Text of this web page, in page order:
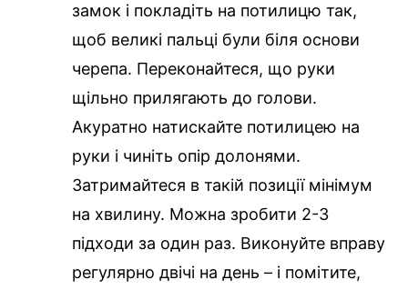
замок і покладіть на потилицю так,
щоб великі пальці були біля основи
черепа. Переконайтеся, що руки
щільно прилягають до голови.
Акуратно натискайте потилицею на
руки і чиніть опір долонями.
Затримайтеся в такій позиції мінімум
на хвилину. Можна зробити 2-3
підходи за один раз. Виконуйте вправу
регулярно двічі на день – і помітите,